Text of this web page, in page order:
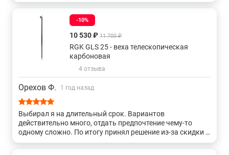
-10%
10 530 ₽ 11 700 ₽
RGK GLS 25 - веха телескопическая
карбоновая
4 отзыва
Орехов Ф. 1 год назад
Выбирал я на длительный срок. Вариантов
действительно много, отдать предпочтение чему-то
одному сложно. По итогу принял решение из-за скидки и
достаточно приличных тех параметров. Жалоб и